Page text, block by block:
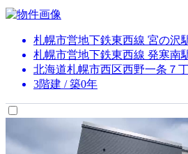
札幌市営地下鉄東西線 宮の沢
札幌市営地下鉄東西線 発寒南
北海道札幌市西区西野一条７
3階建 / 築0年